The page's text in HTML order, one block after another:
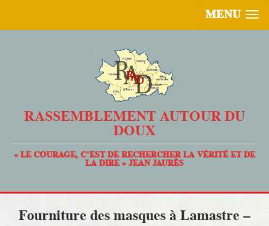
MENU
RASSEMBLEMENT AUTOUR DU
DOUX
« LE COURAGE, C’EST DE RECHERCHER LA VÉRITÉ ET DE
LA DIRE » JEAN JAURÈS
Fourniture des masques à Lamastre –